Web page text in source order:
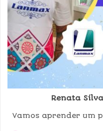
Renata Silva
Vamos aprender um